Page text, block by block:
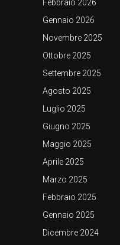
Febbraio 2026
Gennaio 2026
Novembre 2025
Ottobre 2025
Settembre 2025
Agosto 2025
Luglio 2025
Giugno 2025
Maggio 2025
Aprile 2025
Marzo 2025
Febbraio 2025
Gennaio 2025
Dicembre 2024